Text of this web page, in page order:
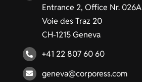
Entrance 2, Office Nr. 026A
Voie des Traz 20
CH-1215 Geneva
+41 22 807 60 60
geneva@corporess.com